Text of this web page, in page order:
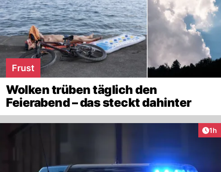
Frust
Wolken trüben täglich den
Feierabend – das steckt dahinter
1h